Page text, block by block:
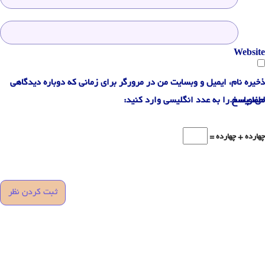
Website
ذخیره نام، ایمیل و وبسایت من در مرورگر برای زمانی که دوباره دیدگاهی
می‌نویسم.
لطفا پاسخ را به عدد انگلیسی وارد کنید:
چهارده + چهارده =